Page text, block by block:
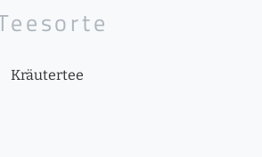
Kräutertee